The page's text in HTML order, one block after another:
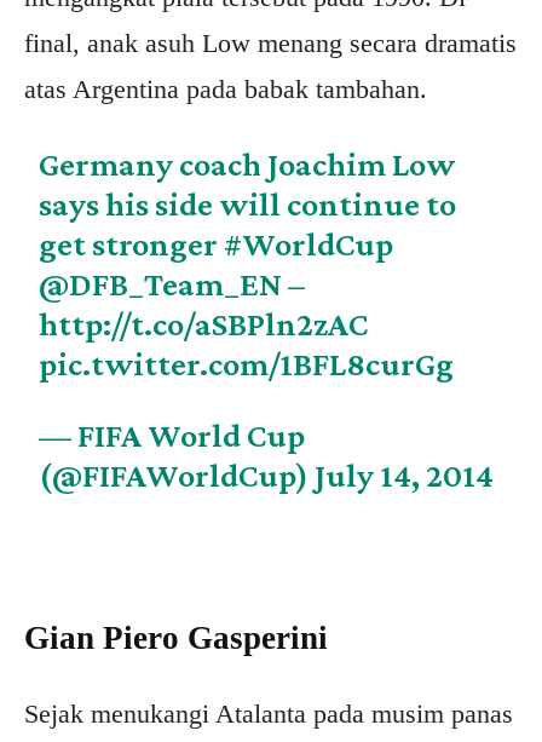
final, anak asuh Low menang secara dramatis
atas Argentina pada babak tambahan.
Germany coach Joachim Low
says his side will continue to
get stronger #WorldCup
@DFB_Team_EN–
http://t.co/aSBPln2zAC
pic.twitter.com/1BFL8curGg
— FIFA World Cup
(@FIFAWorldCup) July 14, 2014
Gian Piero Gasperini
Sejak menukangi Atalanta pada musim panas